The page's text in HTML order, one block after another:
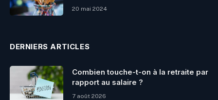
20 mai 2024
DERNIERS ARTICLES
Combien touche-t-on à la retraite par
rapport au salaire ?
7 août 2026